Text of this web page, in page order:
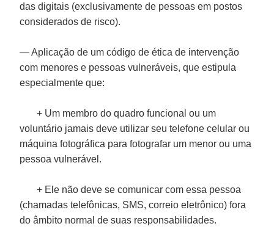
das digitais (exclusivamente de pessoas em postos
considerados de risco).
— Aplicação de um código de ética de intervenção
com menores e pessoas vulneráveis, que estipula
especialmente que:
+ Um membro do quadro funcional ou um
voluntário jamais deve utilizar seu telefone celular ou
máquina fotográfica para fotografar um menor ou uma
pessoa vulnerável.
+ Ele não deve se comunicar com essa pessoa
(chamadas telefônicas, SMS, correio eletrônico) fora
do âmbito normal de suas responsabilidades.